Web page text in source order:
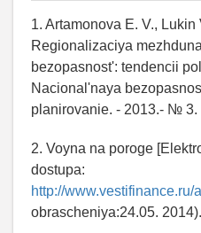
1. Artamonova E. V., Lukin
Regionalizaciya
bezopasnost': tendencii
Nacional'naya
planirovanie. - 2013.- № 3.
2. Voyna na poroge
dostupa:
http://www.vestifinance.ru/
obrascheniya:24.05. 2014).